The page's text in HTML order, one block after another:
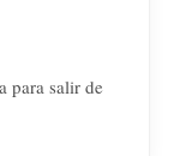
para salir de